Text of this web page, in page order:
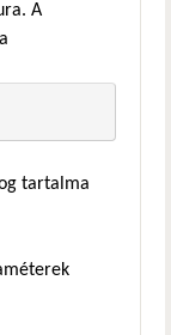
A
tartalma